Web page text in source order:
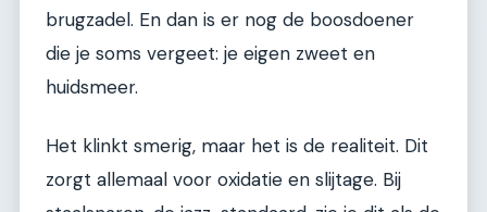
brugzadel. En dan is er nog de boosdoener
die je soms vergeet: je eigen zweet en
huidsmeer.
Het klinkt smerig, maar het is de realiteit. Dit
zorgt allemaal voor oxidatie en slijtage. Bij